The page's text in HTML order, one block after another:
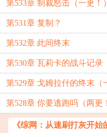
第533章 制裁怒击（一更！）
第531章 复制？
第532章 此间终末
第530章 瓦莉卡的战斗记录
第529章 戈姆拉什的终末（
第528章 你要逃跑吗（两更
《综网：从速刷打灰开